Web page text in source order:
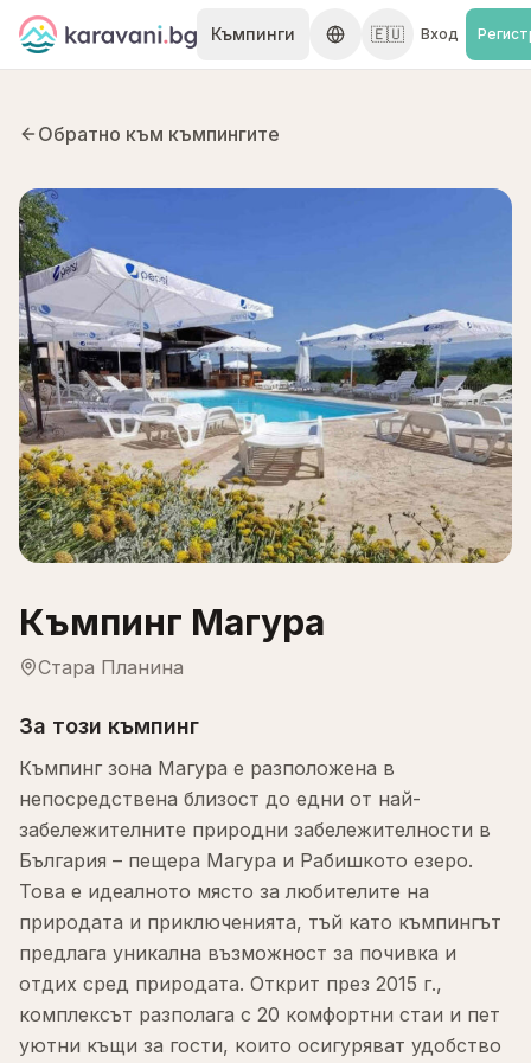
Skip to content
Къмпинги 🇪🇺 Вход
Обратно към къмпингите
Къмпинг Магура
Стара Планина
За този къмпинг
Къмпинг зона Магура е разположена в
непосредствена близост до едни от най-
забележителните природни забележителности в
България – пещера Магура и Рабишкото езеро.
Това е идеалното място за любителите на
природата и приключенията, тъй като къмпингът
предлага уникална възможност за почивка и
отдих сред природата. Открит през 2015 г.,
комплексът разполага с 20 комфортни стаи и пет
уютни къщи за гости, които осигуряват удобство